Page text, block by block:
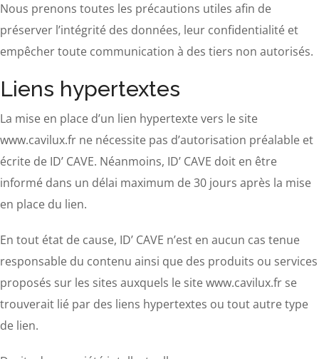
Nous prenons toutes les précautions utiles afin de
préserver l’intégrité des données, leur confidentialité et
empêcher toute communication à des tiers non autorisés.
Liens hypertextes
La mise en place d’un lien hypertexte vers le site
www.cavilux.fr ne nécessite pas d’autorisation préalable et
écrite de ID’ CAVE. Néanmoins, ID’ CAVE doit en être
informé dans un délai maximum de 30 jours après la mise
en place du lien.
En tout état de cause, ID’ CAVE n’est en aucun cas tenue
responsable du contenu ainsi que des produits ou services
proposés sur les sites auxquels le site www.cavilux.fr se
trouverait lié par des liens hypertextes ou tout autre type
de lien.